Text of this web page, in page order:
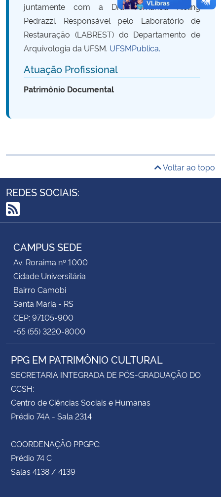
juntamente com a Dra. Fernanda Kieling
Pedrazzi. Responsável pelo Laboratório de
Restauração (LABREST) do Departamento de
Arquivologia da UFSM. UFSMPublica.
Atuação Profissional
Patrimônio Documental
Voltar ao topo
REDES SOCIAIS:
RSS
CAMPUS SEDE
Av. Roraima nº 1000
Cidade Universitária
Bairro Camobi
Santa Maria - RS
CEP: 97105-900
+55 (55) 3220-8000
PPG EM PATRIMÔNIO CULTURAL
SECRETARIA INTEGRADA DE PÓS-GRADUAÇÃO DO
CCSH:
Centro de Ciências Sociais e Humanas
Prédio 74A - Sala 2314
COORDENAÇÃO PPGPC:
Prédio 74 C
Salas 4138 / 4139